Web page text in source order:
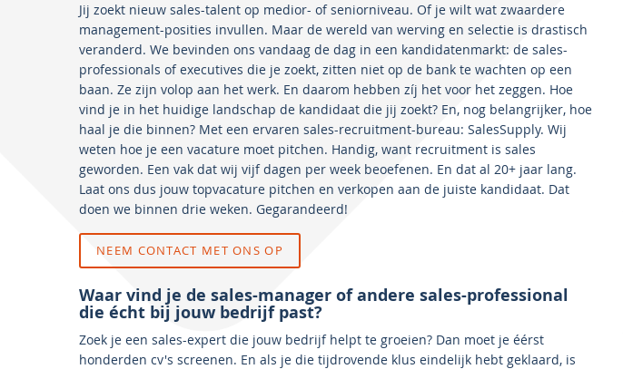
Jij zoekt nieuw sales-talent op medior- of seniorniveau. Of je wilt wat zwaardere
management-posities invullen. Maar de wereld van werving en selectie is drastisch
veranderd. We bevinden ons vandaag de dag in een kandidatenmarkt: de sales-
professionals of executives die je zoekt, zitten niet op de bank te wachten op een
baan. Ze zijn volop aan het werk. En daarom hebben zíj het voor het zeggen. Hoe
vind je in het huidige landschap de kandidaat die jij zoekt? En, nog belangrijker, hoe
haal je die binnen? Met een ervaren sales-recruitment-bureau: SalesSupply. Wij
weten hoe je een vacature moet pitchen. Handig, want recruitment is sales
geworden. Een vak dat wij vijf dagen per week beoefenen. En dat al 20+ jaar lang.
Laat ons dus jouw topvacature pitchen en verkopen aan de juiste kandidaat. Dat
doen we binnen drie weken. Gegarandeerd!
NEEM CONTACT MET ONS OP
Waar vind je de sales-manager of andere sales-professional
die écht bij jouw bedrijf past?
Zoek je een sales-expert die jouw bedrijf helpt te groeien? Dan moet je éérst
honderden cv's screenen. En als je die tijdrovende klus eindelijk hebt geklaard, is